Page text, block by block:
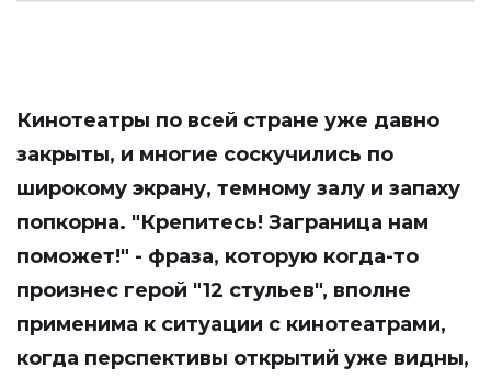
Кинотеатры по всей стране уже давно
закрыты, и многие соскучились по
широкому экрану, темному залу и запаху
попкорна. "Крепитесь! Заграница нам
поможет!" - фраза, которую когда-то
произнес герой "12 стульев", вполне
применима к ситуации с кинотеатрами,
когда перспективы открытий уже видны,